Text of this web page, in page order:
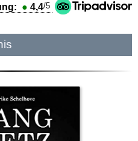
● 4,4/5
Seite
& Legenden (2025)